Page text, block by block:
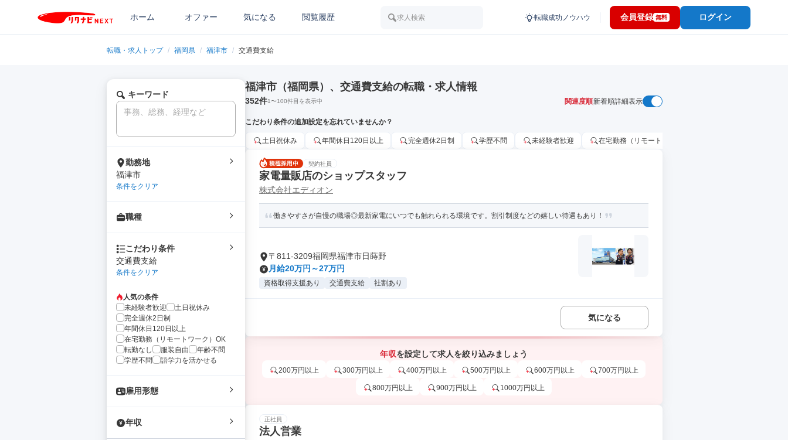
ホーム オファー 気になる 閲覧履歴 求人検索 転職成功ノウハウ 会員登録 無料 ログイン
転職・求人トップ / 福岡県 / 福津市 / 交通費支給
キーワード
勤務地
福津市
条件をクリア
職種
こだわり条件
交通費支給
条件をクリア
人気の条件
未経験者歓迎
土日祝休み
完全週休2日制
年間休日120日以上
在宅勤務（リモートワーク）OK
転勤なし
服装自由
年齢不問
学歴不問
語学力を活かせる
雇用形態
年収
福津市（福岡県）、交通費支給の転職・求人情報
352件1〜100件目を表示中 関連度順新着順詳細表示
こだわり条件の追加設定を忘れていませんか？
土日祝休み 年間休日120日以上 完全週休2日制 学歴不問 未経験者歓迎 在宅勤務（リモートワーク）OK
契約社員
家電量販店のショップスタッフ
株式会社エディオン
働きやすさが自慢の職場◎最新家電にいつでも触れられる環境です。割引制度などの嬉しい待遇もあり！
〒811-3209福岡県福津市日蒔野
月給20万円～27万円
資格取得支援あり 交通費支給 社割あり
気になる
年収を設定して求人を絞り込みましょう
200万円以上 300万円以上 400万円以上 500万円以上 600万円以上 700万円以上
800万円以上 900万円以上 1000万円以上
正社員
法人営業